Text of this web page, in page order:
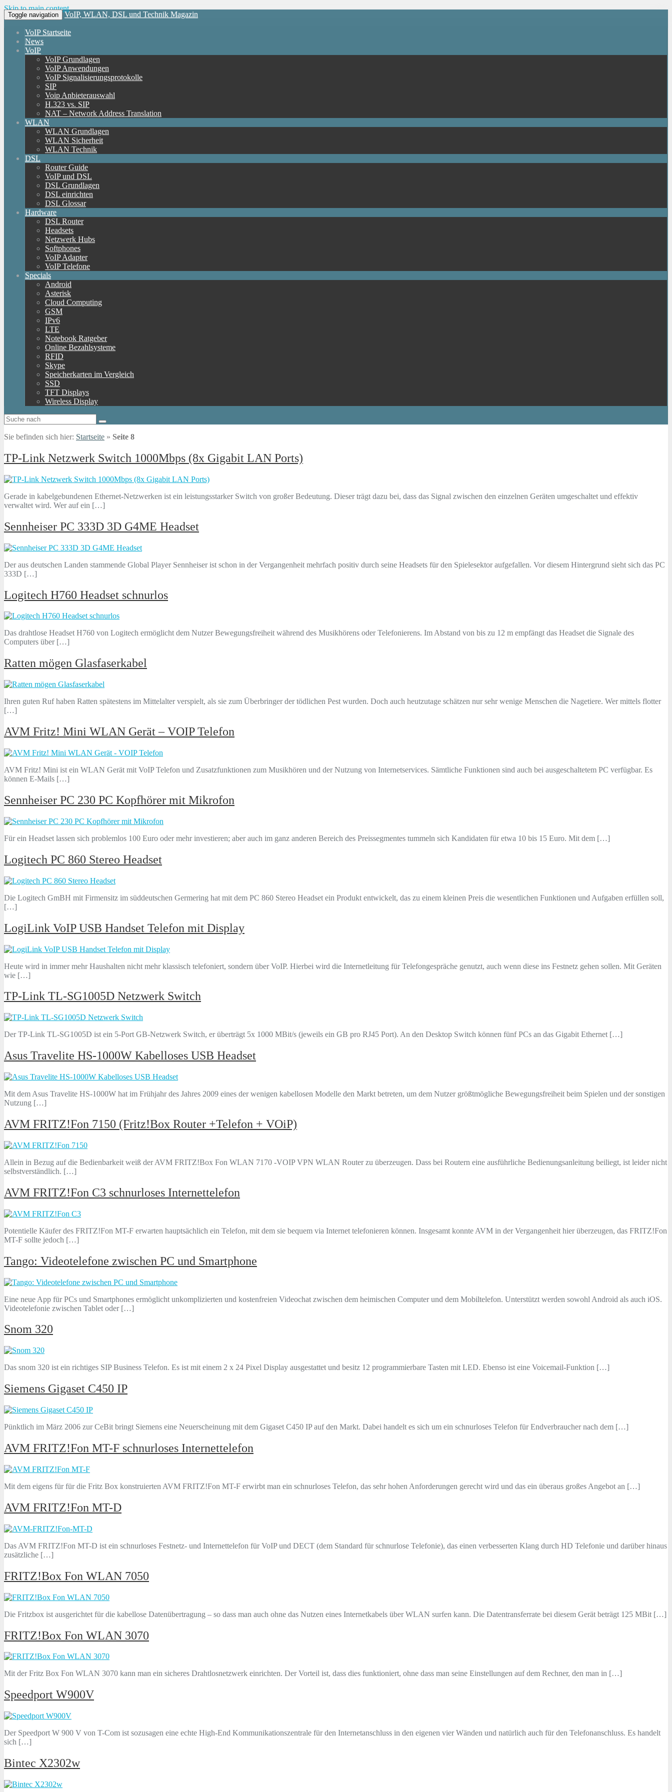
Skip to main content
Toggle navigation VoIP, WLAN, DSL und Technik Magazin
VoIP Startseite
News
VoIP
VoIP Grundlagen
VoIP Anwendungen
VoIP Signalisierungsprotokolle
SIP
Voip Anbieterauswahl
H.323 vs. SIP
NAT – Network Address Translation
WLAN
WLAN Grundlagen
WLAN Sicherheit
WLAN Technik
DSL
Router Guide
VoIP und DSL
DSL Grundlagen
DSL einrichten
DSL Glossar
Hardware
DSL Router
Headsets
Netzwerk Hubs
Softphones
VoIP Adapter
VoIP Telefone
Specials
Android
Asterisk
Cloud Computing
GSM
IPv6
LTE
Notebook Ratgeber
Online Bezahlsysteme
RFID
Skype
Speicherkarten im Vergleich
SSD
TFT Displays
Wireless Display
Sie befinden sich hier: Startseite » Seite 8
TP-Link Netzwerk Switch 1000Mbps (8x Gigabit LAN Ports)
Gerade in kabelgebundenen Ethernet-Netzwerken ist ein leistungsstarker Switch von großer Bedeutung. Dieser trägt dazu bei, dass das Signal zwischen den einzelnen Geräten umgeschaltet und effektiv
verwaltet wird. Wer auf ein […]
Sennheiser PC 333D 3D G4ME Headset
Der aus deutschen Landen stammende Global Player Sennheiser ist schon in der Vergangenheit mehrfach positiv durch seine Headsets für den Spielesektor aufgefallen. Vor diesem Hintergrund sieht sich das PC
333D […]
Logitech H760 Headset schnurlos
Das drahtlose Headset H760 von Logitech ermöglicht dem Nutzer Bewegungsfreiheit während des Musikhörens oder Telefonierens. Im Abstand von bis zu 12 m empfängt das Headset die Signale des
Computers über […]
Ratten mögen Glasfaserkabel
Ihren guten Ruf haben Ratten spätestens im Mittelalter verspielt, als sie zum Überbringer der tödlichen Pest wurden. Doch auch heutzutage schätzen nur sehr wenige Menschen die Nagetiere. Wer mittels flotter
[…]
AVM Fritz! Mini WLAN Gerät – VOIP Telefon
AVM Fritz! Mini ist ein WLAN Gerät mit VoIP Telefon und Zusatzfunktionen zum Musikhören und der Nutzung von Internetservices. Sämtliche Funktionen sind auch bei ausgeschaltetem PC verfügbar. Es
können E-Mails […]
Sennheiser PC 230 PC Kopfhörer mit Mikrofon
Für ein Headset lassen sich problemlos 100 Euro oder mehr investieren; aber auch im ganz anderen Bereich des Preissegmentes tummeln sich Kandidaten für etwa 10 bis 15 Euro. Mit dem […]
Logitech PC 860 Stereo Headset
Die Logitech GmBH mit Firmensitz im süddeutschen Germering hat mit dem PC 860 Stereo Headset ein Produkt entwickelt, das zu einem kleinen Preis die wesentlichen Funktionen und Aufgaben erfüllen soll,
[…]
LogiLink VoIP USB Handset Telefon mit Display
Heute wird in immer mehr Haushalten nicht mehr klassisch telefoniert, sondern über VoIP. Hierbei wird die Internetleitung für Telefongespräche genutzt, auch wenn diese ins Festnetz gehen sollen. Mit Geräten
wie […]
TP-Link TL-SG1005D Netzwerk Switch
Der TP-Link TL-SG1005D ist ein 5-Port GB-Netzwerk Switch, er überträgt 5x 1000 MBit/s (jeweils ein GB pro RJ45 Port). An den Desktop Switch können fünf PCs an das Gigabit Ethernet […]
Asus Travelite HS-1000W Kabelloses USB Headset
Mit dem Asus Travelite HS-1000W hat im Frühjahr des Jahres 2009 eines der wenigen kabellosen Modelle den Markt betreten, um dem Nutzer größtmögliche Bewegungsfreiheit beim Spielen und der sonstigen
Nutzung […]
AVM FRITZ!Fon 7150 (Fritz!Box Router +Telefon + VOiP)
Allein in Bezug auf die Bedienbarkeit weiß der AVM FRITZ!Box Fon WLAN 7170 -VOIP VPN WLAN Router zu überzeugen. Dass bei Routern eine ausführliche Bedienungsanleitung beiliegt, ist leider nicht
selbstverständlich. […]
AVM FRITZ!Fon C3 schnurloses Internettelefon
Potentielle Käufer des FRITZ!Fon MT-F erwarten hauptsächlich ein Telefon, mit dem sie bequem via Internet telefonieren können. Insgesamt konnte AVM in der Vergangenheit hier überzeugen, das FRITZ!Fon
MT-F sollte jedoch […]
Tango: Videotelefone zwischen PC und Smartphone
Eine neue App für PCs und Smartphones ermöglicht unkomplizierten und kostenfreien Videochat zwischen dem heimischen Computer und dem Mobiltelefon. Unterstützt werden sowohl Android als auch iOS.
Videotelefonie zwischen Tablet oder […]
Snom 320
Das snom 320 ist ein richtiges SIP Business Telefon. Es ist mit einem 2 x 24 Pixel Display ausgestattet und besitz 12 programmierbare Tasten mit LED. Ebenso ist eine Voicemail-Funktion […]
Siemens Gigaset C450 IP
Pünktlich im März 2006 zur CeBit bringt Siemens eine Neuerscheinung mit dem Gigaset C450 IP auf den Markt. Dabei handelt es sich um ein schnurloses Telefon für Endverbraucher nach dem […]
AVM FRITZ!Fon MT-F schnurloses Internettelefon
Mit dem eigens für für die Fritz Box konstruierten AVM FRITZ!Fon MT-F erwirbt man ein schnurloses Telefon, das sehr hohen Anforderungen gerecht wird und das ein überaus großes Angebot an […]
AVM FRITZ!Fon MT-D
Das AVM FRITZ!Fon MT-D ist ein schnurloses Festnetz- und Internettelefon für VoIP und DECT (dem Standard für schnurlose Telefonie), das einen verbesserten Klang durch HD Telefonie und darüber hinaus
zusätzliche […]
FRITZ!Box Fon WLAN 7050
Die Fritzbox ist ausgerichtet für die kabellose Datenübertragung – so dass man auch ohne das Nutzen eines Internetkabels über WLAN surfen kann. Die Datentransferrate bei diesem Gerät beträgt 125 MBit […]
FRITZ!Box Fon WLAN 3070
Mit der Fritz Box Fon WLAN 3070 kann man ein sicheres Drahtlosnetzwerk einrichten. Der Vorteil ist, dass dies funktioniert, ohne dass man seine Einstellungen auf dem Rechner, den man in […]
Speedport W900V
Der Speedport W 900 V von T-Com ist sozusagen eine echte High-End Kommunikationszentrale für den Internetanschluss in den eigenen vier Wänden und natürlich auch für den Telefonanschluss. Es handelt
sich […]
Bintec X2302w